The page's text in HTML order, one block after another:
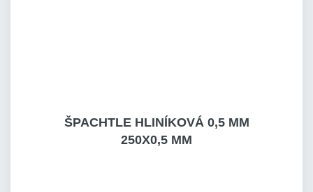
ŠPACHTLE HLINÍKOVÁ 0,5 MM
250X0,5 MM